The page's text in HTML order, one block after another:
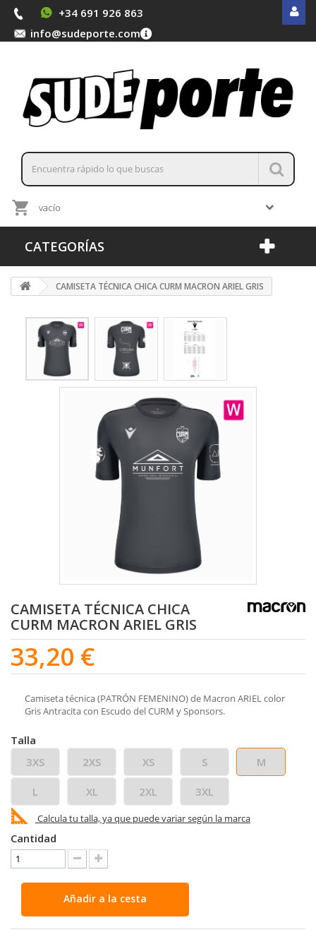
+34 691 926 863
info@sudeporte.com
vacío
CATEGORÍAS
CAMISETA TÉCNICA CHICA CURM MACRON ARIEL GRIS
CAMISETA TÉCNICA CHICA
CURM MACRON ARIEL GRIS
33,20 €
Camiseta técnica (PATRÓN FEMENINO) de Macron ARIEL color
Gris Antracita con Escudo del CURM y Sponsors.
Talla
3XS
2XS XS S M
L XL 2XL 3XL
Calcula tu talla, ya que puede variar según la marca
Cantidad
Añadir a la cesta